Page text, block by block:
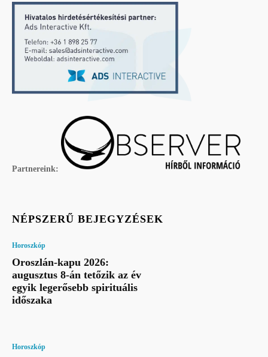
Partnereink:
NÉPSZERŰ BEJEGYZÉSEK
Horoszkóp
Oroszlán-kapu 2026:
augusztus 8-án tetőzik az év
egyik legerősebb spirituális
időszaka
Horoszkóp